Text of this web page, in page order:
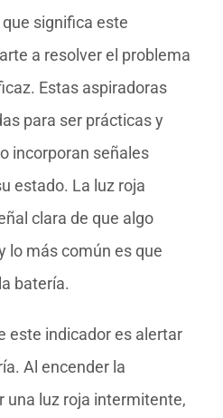
significa este
a resolver el problema
Estas aspiradoras
para ser prácticas y
incorporan señales
estado. La luz roja
clara de que algo
lo más común es que
batería.
este indicador es alertar
Al encender la
una luz roja intermitente,